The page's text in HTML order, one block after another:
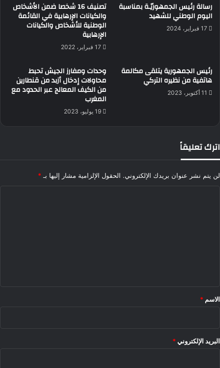
رسالة رئيس الجمهوريّـة بمناسبة
اليوم الوطني للشهيد
17 فبراير، 2024
تصنيف 16 شخصا ضمن الأشخاص
والكيانات الإرهابية في القائمة
الوطنية للأشخاص والكيانات
الإرهابية
17 فبراير، 2022
رئيس الجمهورية يتلقى مكالمة
هاتفية من نظيره التركي
11 أكتوبر، 2023
وحدات ومفارز الجيش تحبط
محاولات إدخال أزبد من قنطارين
من الكيف المعالج عبر الحدود مع
المغرب
19 يوليو، 2023
اترك تعليقاً
لن يتم نشر عنوان بريدك الإلكتروني. الحقول الإلزامية مشار إليها بـ *
*
الاسم *
البريد الإلكتروني *